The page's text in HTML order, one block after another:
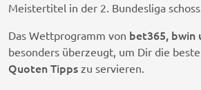
Meistertitel in der 2. Bundesliga
Das Wettprogramm von bet365, bwin
besonders überzeugt, um Dir die
Quoten Tipps zu servieren.